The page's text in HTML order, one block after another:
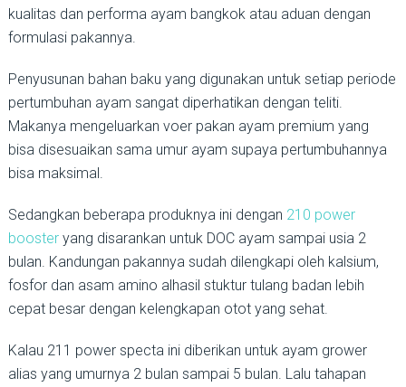
kualitas dan performa ayam bangkok atau aduan dengan
formulasi pakannya.
Penyusunan bahan baku yang digunakan untuk setiap periode
pertumbuhan ayam sangat diperhatikan dengan teliti.
Makanya mengeluarkan voer pakan ayam premium yang
bisa disesuaikan sama umur ayam supaya pertumbuhannya
bisa maksimal.
Sedangkan beberapa produknya ini dengan 210 power
boosteryang disarankan untuk DOC ayam sampai usia 2
bulan. Kandungan pakannya sudah dilengkapi oleh kalsium,
fosfor dan asam amino alhasil stuktur tulang badan lebih
cepat besar dengan kelengkapan otot yang sehat.
Kalau 211 power specta ini diberikan untuk ayam grower
alias yang umurnya 2 bulan sampai 5 bulan. Lalu tahapan